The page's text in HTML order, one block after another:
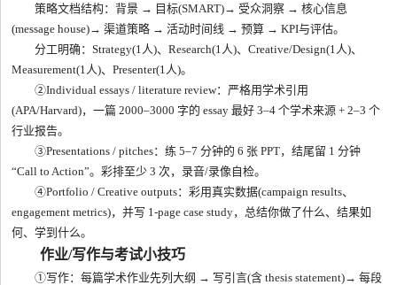
策略文档结构：背景 → 目标(SMART)→ 受众洞察 → 核心信息
(message house)→ 渠道策略 → 活动时间线 → 预算 → KPI与评估。
分工明确：Strategy(1人)、Research(1人)、Creative/Design(1人)、
Measurement(1人)、Presenter(1人)。
②Individual essays / literature review：严格用学术引用
(APA/Harvard)，一篇 2000–3000 字的 essay 最好 3–4 个学术来源 + 2–3 个
行业报告。
③Presentations / pitches：练 5–7 分钟的 6 张 PPT，结尾留 1 分钟
“Call to Action”。彩排至少 3 次，录音/录像自检。
④Portfolio / Creative outputs：彩用真实数据(campaign results、
engagement metrics)，并写 1-page case study，总结你做了什么、结果如
何、学到什么。
作业/写作与考试小技巧
①写作：每篇学术作业先列大纲 → 写引言(含 thesis statement)→ 每段